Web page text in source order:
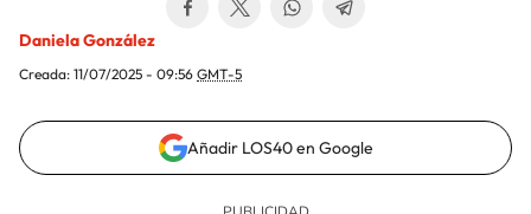
Daniela González
Creada: 11/07/2025 - 09:56 GMT-5
Añadir LOS40 en Google